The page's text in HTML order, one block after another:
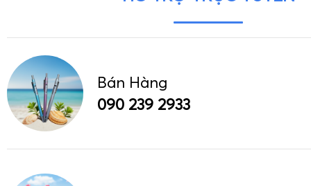
Bán Hàng
090 239 2933